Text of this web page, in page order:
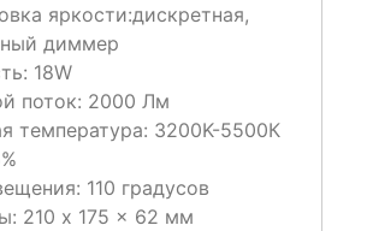
яркости:дискретная,
диммер
18W
поток: 2000 Лм
температура: 3200K-5500К
110 градусов
210 x 175 x 62 мм